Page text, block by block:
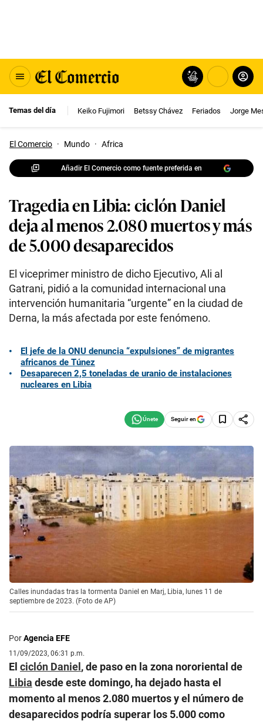
Temas del día Keiko Fujimori Betssy Chávez Feriados Jorge
El Comercio · Mundo · Africa
Añadir El Comercio como fuente preferida en
Tragedia en Libia: ciclón Daniel
deja al menos 2.080 muertos y más
de 5.000 desaparecidos
El viceprimer ministro de dicho Ejecutivo, Ali al
Gatrani, pidió a la comunidad internacional una
intervención humanitaria “urgente” en la ciudad de
Derna, la más afectada por este fenómeno.
El jefe de la ONU denuncia “expulsiones” de migrantes
africanos de Túnez
Desaparecen 2,5 toneladas de uranio de instalaciones
nucleares en Libia
Seguir en
Calles inundadas tras la tormenta Daniel en Marj, Libia, lunes 11 de
septiembre de 2023. (Foto de AP)
PorAgencia EFE
11/09/2023, 06:31 p.m.
El ciclón Daniel, de paso en la zona nororiental de
Libia desde este domingo, ha dejado hasta el
momento al menos 2.080 muertos y el número de
desaparecidos podría superar los 5.000 como